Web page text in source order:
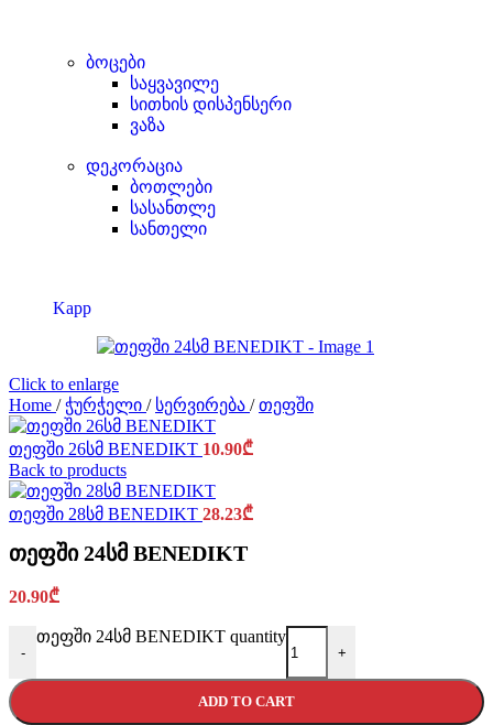
ბოცები
საყვავილე
სითხის დისპენსერი
ვაზა
დეკორაცია
ბოთლები
სასანთლე
სანთელი
Kapp
Click to enlarge
Home / ჭურჭელი / სერვირება / თეფში
თეფში 26სმ BENEDIKT 10.90₾
Back to products
თეფში 28სმ BENEDIKT 28.23₾
თეფში 24სმ BENEDIKT
20.90₾
-
თეფში 24სმ BENEDIKT quantity
+
ADD TO CART